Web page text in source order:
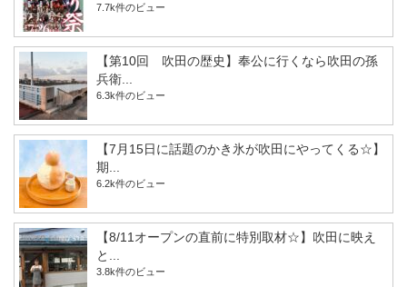
7.7k件のビュー
【第10回 吹田の歴史】奉公に行くなら吹田の孫
兵衛...
6.3k件のビュー
【7月15日に話題のかき氷が吹田にやってくる☆】
期...
6.2k件のビュー
【8/11オープンの直前に特別取材☆】吹田に映え
と...
3.8k件のビュー